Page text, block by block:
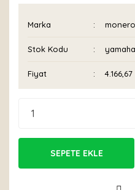
Marka monero
Stok Kodu
Fiyat
SEPETE EKLE